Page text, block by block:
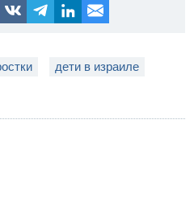
дети в израиле